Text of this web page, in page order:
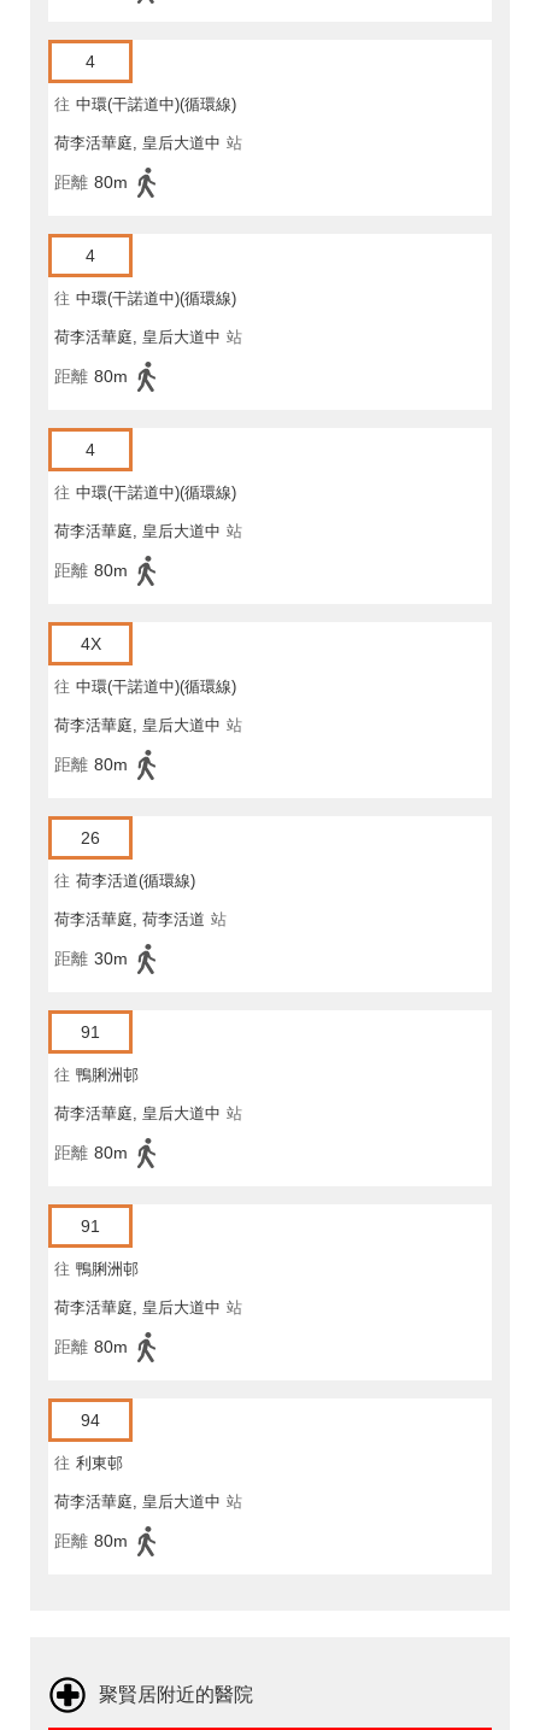
4
往 中環(干諾道中)(循環線)
荷李活華庭, 皇后大道中 站
距離 80m
4
往 中環(干諾道中)(循環線)
荷李活華庭, 皇后大道中 站
距離 80m
4
往 中環(干諾道中)(循環線)
荷李活華庭, 皇后大道中 站
距離 80m
4X
往 中環(干諾道中)(循環線)
荷李活華庭, 皇后大道中 站
距離 80m
26
往 荷李活道(循環線)
荷李活華庭, 荷李活道 站
距離 30m
91
往 鴨脷洲邨
荷李活華庭, 皇后大道中 站
距離 80m
91
往 鴨脷洲邨
荷李活華庭, 皇后大道中 站
距離 80m
94
往 利東邨
荷李活華庭, 皇后大道中 站
距離 80m
聚賢居附近的醫院